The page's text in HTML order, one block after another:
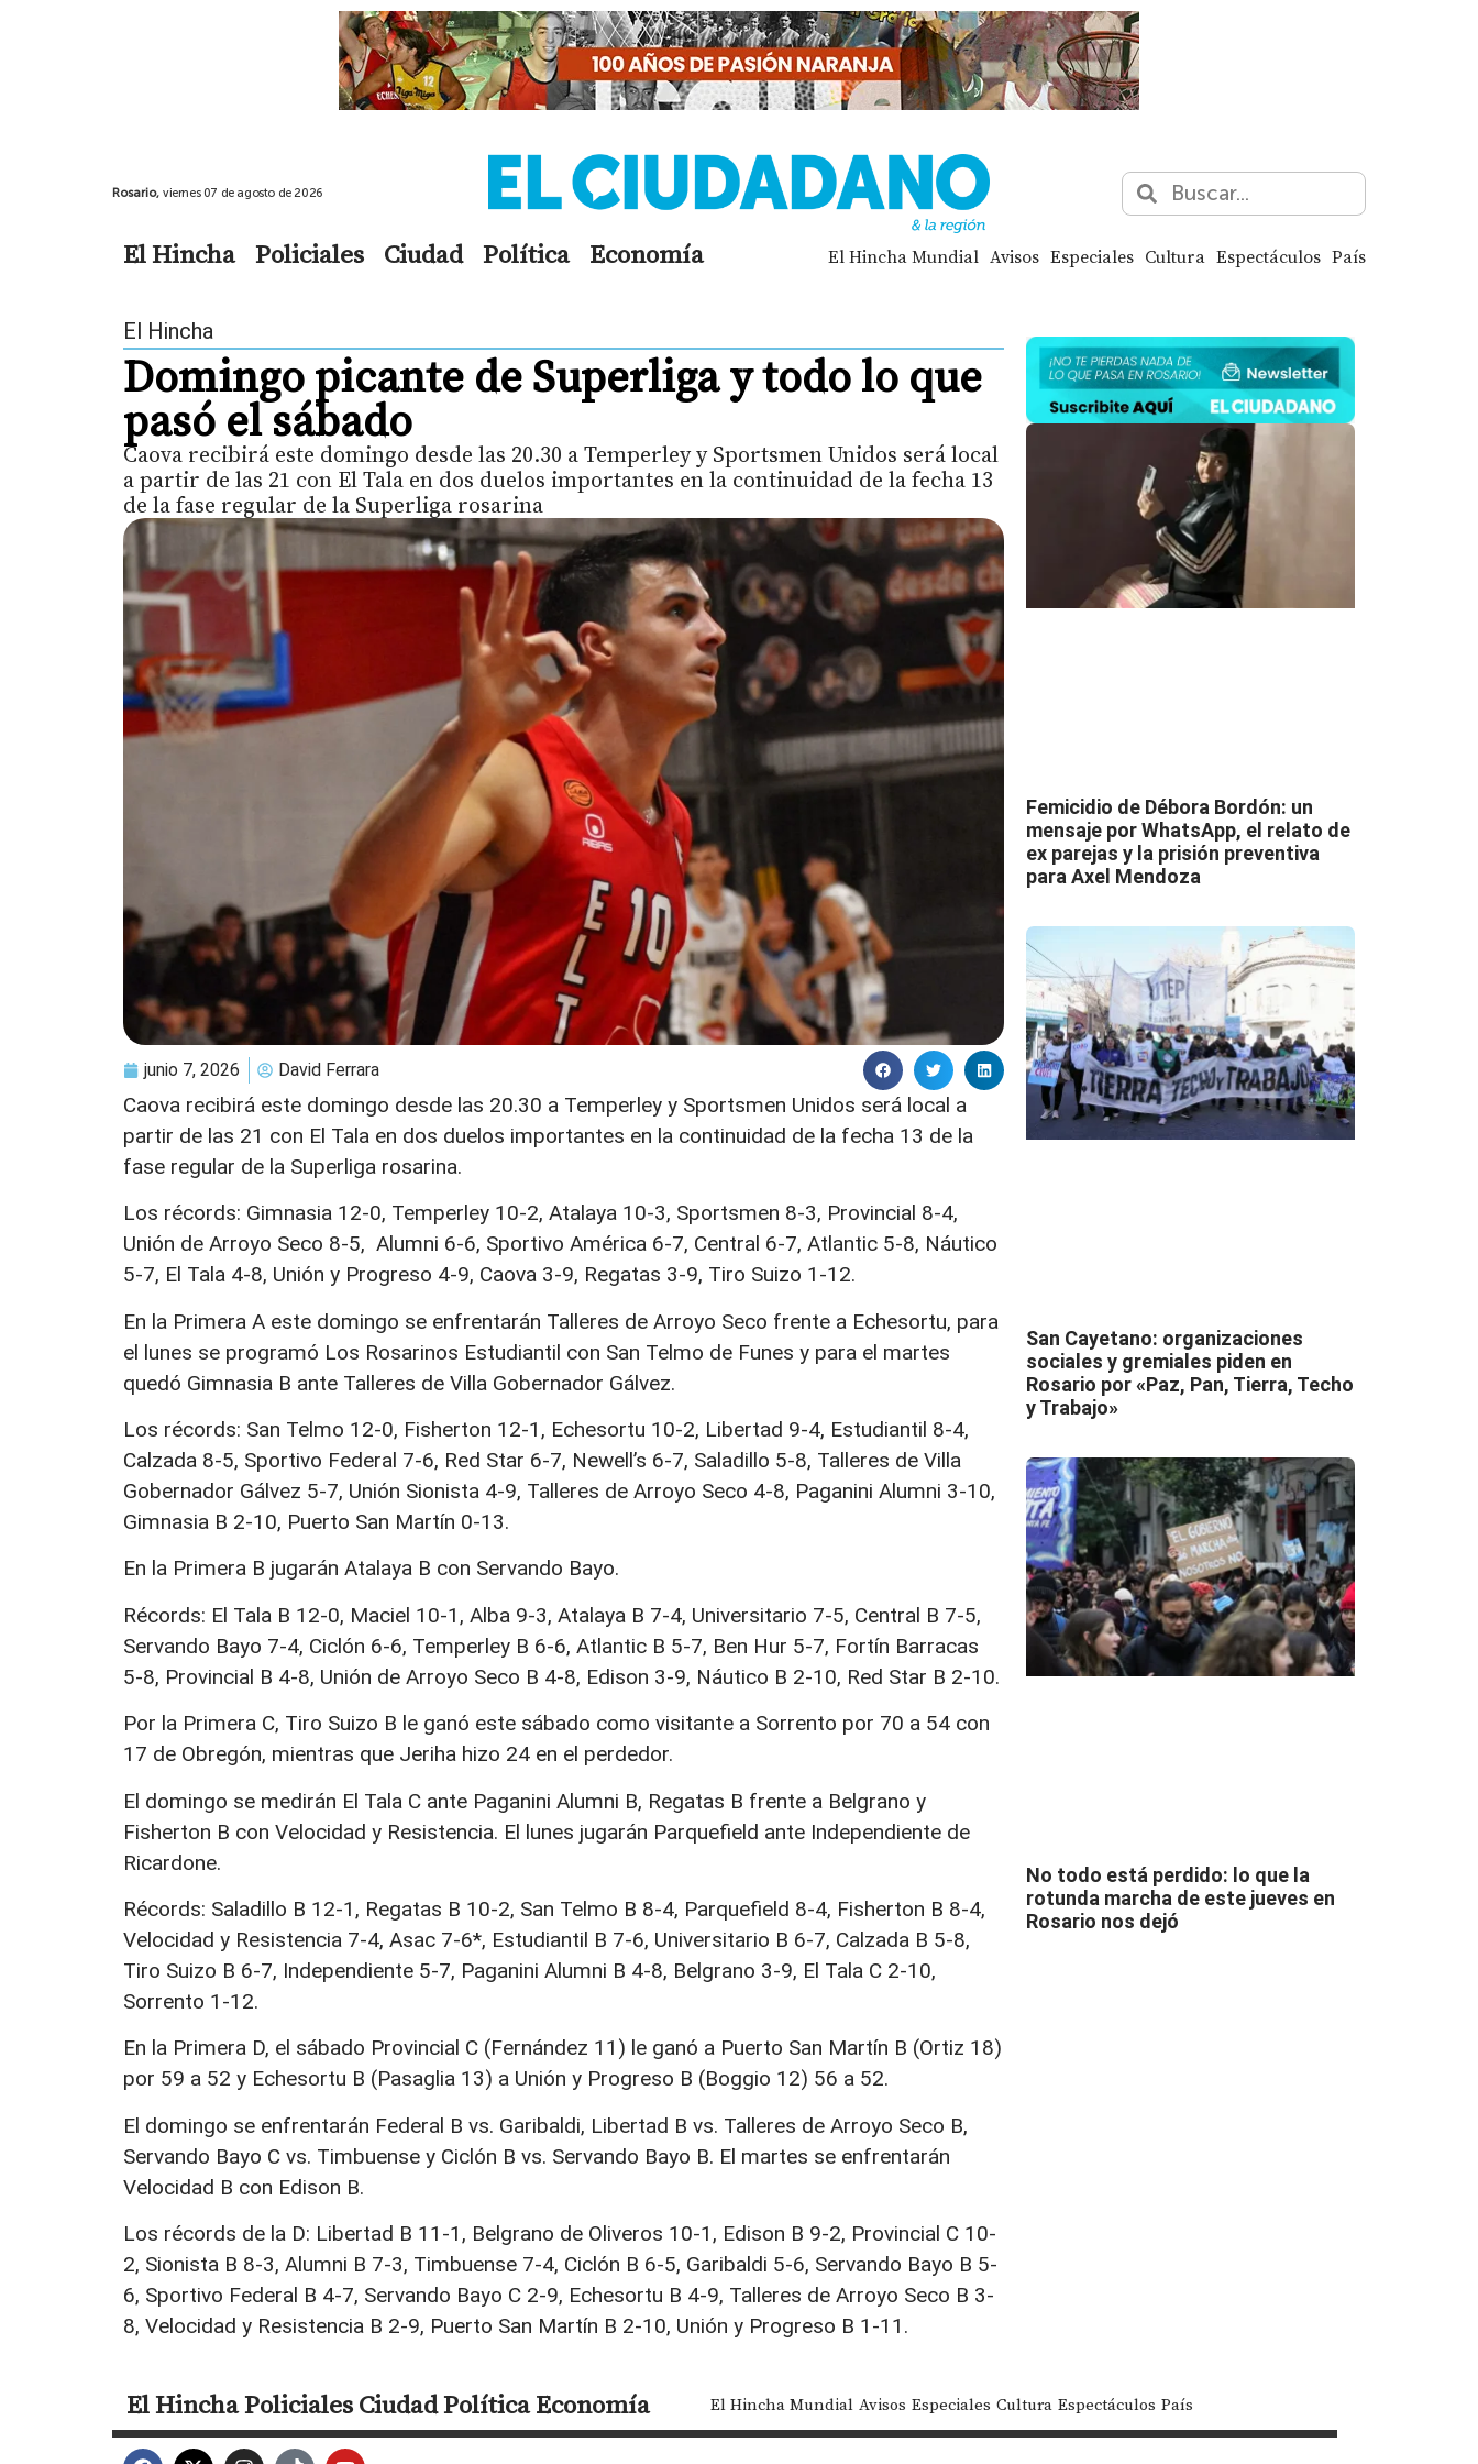
Rosario, viernes 07 de agosto de 2026
El Hincha Policiales Ciudad Política Economía El Hincha Mundial Avisos Especiales Cultura Espectáculos País
El Hincha
Domingo picante de Superliga y todo lo que
pasó el sábado
Caova recibirá este domingo desde las 20.30 a Temperley y Sportsmen Unidos será local
a partir de las 21 con El Tala en dos duelos importantes en la continuidad de la fecha 13
de la fase regular de la Superliga rosarina
junio 7, 2026 David Ferrara
Caova recibirá este domingo desde las 20.30 a Temperley y Sportsmen Unidos será local a
partir de las 21 con El Tala en dos duelos importantes en la continuidad de la fecha 13 de la
fase regular de la Superliga rosarina.
Los récords: Gimnasia 12-0, Temperley 10-2, Atalaya 10-3, Sportsmen 8-3, Provincial 8-4,
Unión de Arroyo Seco 8-5, Alumni 6-6, Sportivo América 6-7, Central 6-7, Atlantic 5-8, Náutico
5-7, El Tala 4-8, Unión y Progreso 4-9, Caova 3-9, Regatas 3-9, Tiro Suizo 1-12.
En la Primera A este domingo se enfrentarán Talleres de Arroyo Seco frente a Echesortu, para
el lunes se programó Los Rosarinos Estudiantil con San Telmo de Funes y para el martes
quedó Gimnasia B ante Talleres de Villa Gobernador Gálvez.
Los récords: San Telmo 12-0, Fisherton 12-1, Echesortu 10-2, Libertad 9-4, Estudiantil 8-4,
Calzada 8-5, Sportivo Federal 7-6, Red Star 6-7, Newell’s 6-7, Saladillo 5-8, Talleres de Villa
Gobernador Gálvez 5-7, Unión Sionista 4-9, Talleres de Arroyo Seco 4-8, Paganini Alumni 3-10,
Gimnasia B 2-10, Puerto San Martín 0-13.
En la Primera B jugarán Atalaya B con Servando Bayo.
Récords: El Tala B 12-0, Maciel 10-1, Alba 9-3, Atalaya B 7-4, Universitario 7-5, Central B 7-5,
Servando Bayo 7-4, Ciclón 6-6, Temperley B 6-6, Atlantic B 5-7, Ben Hur 5-7, Fortín Barracas
5-8, Provincial B 4-8, Unión de Arroyo Seco B 4-8, Edison 3-9, Náutico B 2-10, Red Star B 2-10.
Por la Primera C, Tiro Suizo B le ganó este sábado como visitante a Sorrento por 70 a 54 con
17 de Obregón, mientras que Jeriha hizo 24 en el perdedor.
El domingo se medirán El Tala C ante Paganini Alumni B, Regatas B frente a Belgrano y
Fisherton B con Velocidad y Resistencia. El lunes jugarán Parquefield ante Independiente de
Ricardone.
Récords: Saladillo B 12-1, Regatas B 10-2, San Telmo B 8-4, Parquefield 8-4, Fisherton B 8-4,
Velocidad y Resistencia 7-4, Asac 7-6*, Estudiantil B 7-6, Universitario B 6-7, Calzada B 5-8,
Tiro Suizo B 6-7, Independiente 5-7, Paganini Alumni B 4-8, Belgrano 3-9, El Tala C 2-10,
Sorrento 1-12.
En la Primera D, el sábado Provincial C (Fernández 11) le ganó a Puerto San Martín B (Ortiz 18)
por 59 a 52 y Echesortu B (Pasaglia 13) a Unión y Progreso B (Boggio 12) 56 a 52.
El domingo se enfrentarán Federal B vs. Garibaldi, Libertad B vs. Talleres de Arroyo Seco B,
Servando Bayo C vs. Timbuense y Ciclón B vs. Servando Bayo B. El martes se enfrentarán
Velocidad B con Edison B.
Los récords de la D: Libertad B 11-1, Belgrano de Oliveros 10-1, Edison B 9-2, Provincial C 10-
2, Sionista B 8-3, Alumni B 7-3, Timbuense 7-4, Ciclón B 6-5, Garibaldi 5-6, Servando Bayo B 5-
6, Sportivo Federal B 4-7, Servando Bayo C 2-9, Echesortu B 4-9, Talleres de Arroyo Seco B 3-
8, Velocidad y Resistencia B 2-9, Puerto San Martín B 2-10, Unión y Progreso B 1-11.
Femicidio de Débora Bordón: un
mensaje por WhatsApp, el relato de
ex parejas y la prisión preventiva
para Axel Mendoza
San Cayetano: organizaciones
sociales y gremiales piden en
Rosario por «Paz, Pan, Tierra, Techo
y Trabajo»
No todo está perdido: lo que la
rotunda marcha de este jueves en
Rosario nos dejó
El HinchaPolicialesCiudadPolíticaEconomía El Hincha Mundial Avisos Especiales Cultura Espectáculos País